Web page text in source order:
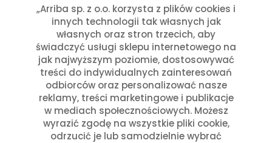
„Arriba sp. z o.o. korzysta z plików cookies i
innych technologii tak własnych jak
własnych oraz stron trzecich, aby
świadczyć usługi sklepu internetowego na
jak najwyższym poziomie, dostosowywać
treści do indywidualnych zainteresowań
odbiorców oraz personalizować nasze
reklamy, treści marketingowe i publikacje
w mediach społecznościowych. Możesz
wyrazić zgodę na wszystkie pliki cookie,
odrzucić je lub samodzielnie wybrać
czerwiec 2025
marzec 2025
styczeń 2025
Kategorie
Aktualności w Arribie(7)
Aktualności z Meksyku(7)
Ciekawostki Turystyczne(4)